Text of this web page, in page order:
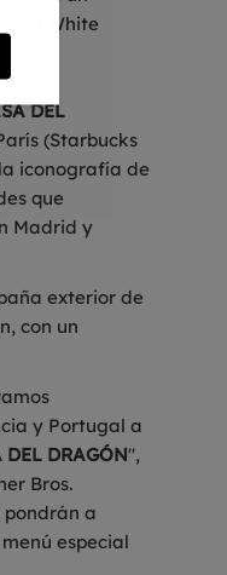
White
DEL
(Starbucks
iconografía de
que
Madrid y
exterior de
con un
y Portugal a
DEL DRAGÓN",
Bros.
pondrán a
especial